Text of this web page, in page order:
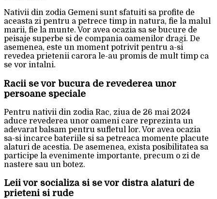
Nativii din zodia Gemeni sunt sfatuiti sa profite de
aceasta zi pentru a petrece timp in natura, fie la malul
marii, fie la munte. Vor avea ocazia sa se bucure de
peisaje superbe si de compania oamenilor dragi. De
asemenea, este un moment potrivit pentru a-si
revedea prietenii carora le-au promis de mult timp ca
se vor intalni.
Racii se vor bucura de revederea unor
persoane speciale
Pentru nativii din zodia Rac, ziua de 26 mai 2024
aduce revederea unor oameni care reprezinta un
adevarat balsam pentru sufletul lor. Vor avea ocazia
sa-si incarce bateriile si sa petreaca momente placute
alaturi de acestia. De asemenea, exista posibilitatea sa
participe la evenimente importante, precum o zi de
nastere sau un botez.
Leii vor socializa si se vor distra alaturi de
prieteni si rude